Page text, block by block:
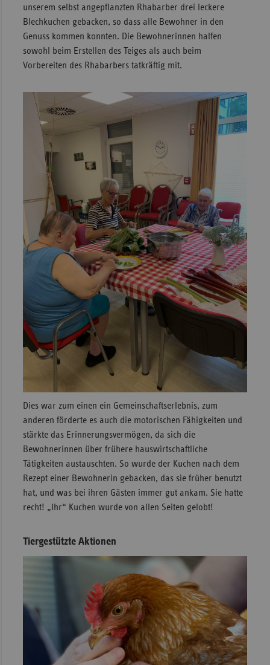
unserem selbst angepflanzten Rhabarber drei leckere
Blechkuchen gebacken, so dass alle Bewohner in den
Genuss kommen konnten. Die Bewohnerinnen halfen
sowohl beim Erstellen des Teiges als auch beim
Vorbereiten des Rhabarbers tatkräftig mit.
Dies war zum einen ein Gemeinschaftserlebnis, zum
anderen förderte es auch die motorischen Fähigkeiten und
stärkte das Erinnerungsvermögen, da sich die
Bewohnerinnen über frühere hauswirtschaftliche
Tätigkeiten austauschten. So wurde der Kuchen nach dem
Rezept einer Bewohnerin gebacken, das sie früher benutzt
hat, und was bei ihren Gästen immer gut ankam. Sie hatte
recht! „Ihr“ Kuchen wurde von allen Seiten gelobt!
Tiergestützte Aktionen